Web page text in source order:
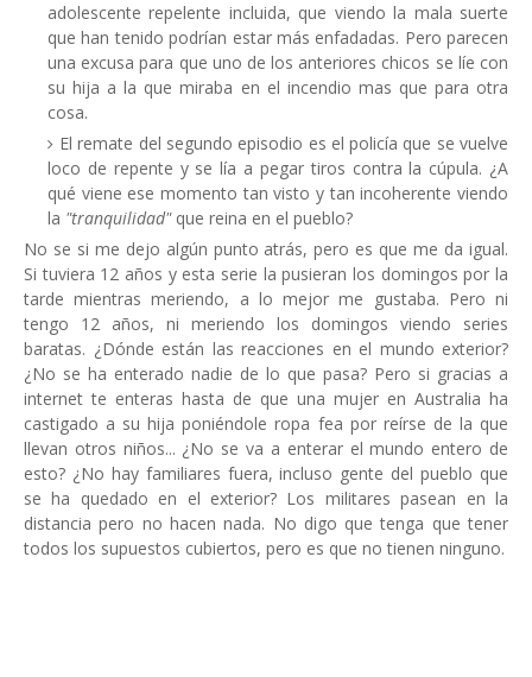
adolescente repelente incluida, que viendo la mala suerte
que han tenido podrían estar más enfadadas. Pero parecen
una excusa para que uno de los anteriores chicos se líe con
su hija a la que miraba en el incendio mas que para otra
cosa.
El remate del segundo episodio es el policía que se vuelve
loco de repente y se lía a pegar tiros contra la cúpula. ¿A
qué viene ese momento tan visto y tan incoherente viendo
la "tranquilidad" que reina en el pueblo?
No se si me dejo algún punto atrás, pero es que me da igual.
Si tuviera 12 años y esta serie la pusieran los domingos por la
tarde mientras meriendo, a lo mejor me gustaba. Pero ni
tengo 12 años, ni meriendo los domingos viendo series
baratas. ¿Dónde están las reacciones en el mundo exterior?
¿No se ha enterado nadie de lo que pasa? Pero si gracias a
internet te enteras hasta de que una mujer en Australia ha
castigado a su hija poniéndole ropa fea por reírse de la que
llevan otros niños... ¿No se va a enterar el mundo entero de
esto? ¿No hay familiares fuera, incluso gente del pueblo que
se ha quedado en el exterior? Los militares pasean en la
distancia pero no hacen nada. No digo que tenga que tener
todos los supuestos cubiertos, pero es que no tienen ninguno.